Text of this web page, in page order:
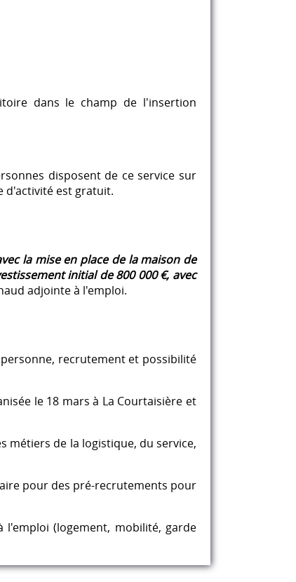
dans le champ de l'insertion
disposent de ce service sur
d'activité est gratuit.
la mise en place de la maison de
initial de 800 000 €, avec
adjointe à l'emploi.
recrutement et possibilité
le 18 mars à La Courtaisière et
métiers de la logistique, du service,
pour des pré-recrutements pour
(logement, mobilité, garde